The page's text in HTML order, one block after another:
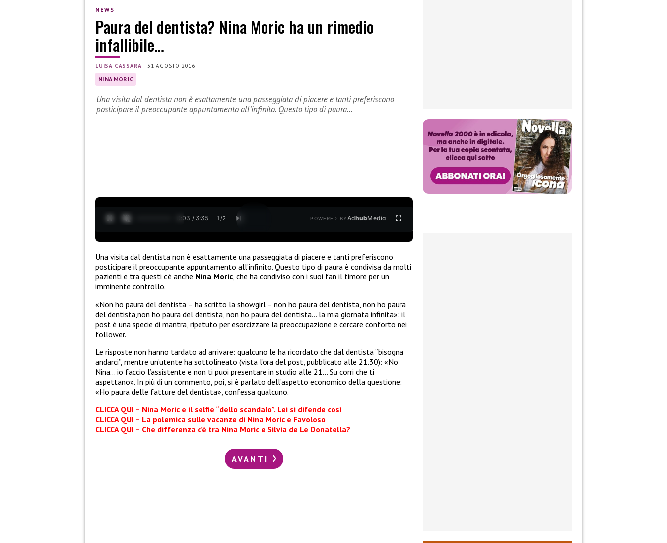
NEWS
Paura del dentista? Nina Moric ha un rimedio
infallibile…
LUISA CASSARÀ | 31 AGOSTO 2016
NINA MORIC
Una visita dal dentista non è esattamente una passeggiata di piacere e tanti preferiscono
posticipare il preoccupante appuntamento all’infinito. Questo tipo di paura…
0:04 / 3:35 1 /2 POWERED BYAdhubMedia
Una visita dal dentista non è esattamente una passeggiata di piacere e tanti preferiscono
posticipare il preoccupante appuntamento all’infinito. Questo tipo di paura è condivisa da molti
pazienti e tra questi c’è anche Nina Moric , che ha condiviso con i suoi fan il timore per un
imminente controllo.
«Non ho paura del dentista – ha scritto la showgirl – non ho paura del dentista, non ho paura
del dentista,non ho paura del dentista, non ho paura del dentista… la mia giornata infinita»: il
post è una specie di mantra, ripetuto per esorcizzare la preoccupazione e cercare conforto nei
follower.
Le risposte non hanno tardato ad arrivare: qualcuno le ha ricordato che dal dentista “bisogna
andarci”, mentre un’utente ha sottolineato (vista l’ora del post, pubblicato alle 21.30): «No
Nina… io faccio l’assistente e non ti puoi presentare in studio alle 21… Su corri che ti
aspettano». In più di un commento, poi, si è parlato dell’aspetto economico della questione:
«Ho paura delle fatture del dentista», confessa qualcuno.
CLICCA QUI – Nina Moric e il selfie “dello scandalo”. Lei si difende così
CLICCA QUI – La polemica sulle vacanze di Nina Moric e Favoloso
CLICCA QUI – Che differenza c’è tra Nina Moric e Silvia de Le Donatella?
AVANTI